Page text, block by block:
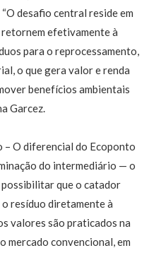
desafio central reside em
efetivamente à
para o reprocessamento,
o que gera valor e renda
benefícios ambientais
Garcez.
– O diferencial do Ecoponto
do intermediário — o
que o catador
resíduo diretamente à
valores são praticados na
mercado convencional, em